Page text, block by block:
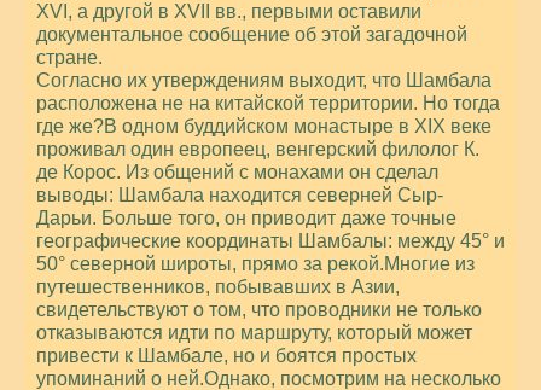
XVI, а другой в XVII вв., первыми оставили
документальное сообщение об этой загадочной
стране.
Согласно их утверждениям выходит, что Шамбала
расположена не на китайской территории. Но тогда
где же?В одном буддийском монастыре в XIX веке
проживал один европеец, венгерский филолог К.
де Корос. Из общений с монахами он сделал
выводы: Шамбала находится северней Сыр-
Дарьи. Больше того, он приводит даже точные
географические координаты Шамбалы: между 45° и
50° северной широты, прямо за рекой.Многие из
путешественников, побывавших в Азии,
свидетельствуют о том, что проводники не только
отказываются идти по маршруту, который может
привести к Шамбале, но и боятся простых
упоминаний о ней.Однако, посмотрим на несколько